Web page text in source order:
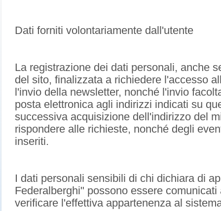
Dati forniti volontariamente dall'utente
La registrazione dei dati personali, anche
del sito, finalizzata a richiedere l'accesso
l'invio della newsletter, nonché l'invio
posta elettronica agli indirizzi indicati su
successiva acquisizione dell'indirizzo del
rispondere alle richieste, nonché degli
inseriti.
I dati personali sensibili di chi dichiara di
Federalberghi" possono essere
verificare l'effettiva appartenenza al